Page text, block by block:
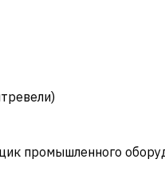
промышленного